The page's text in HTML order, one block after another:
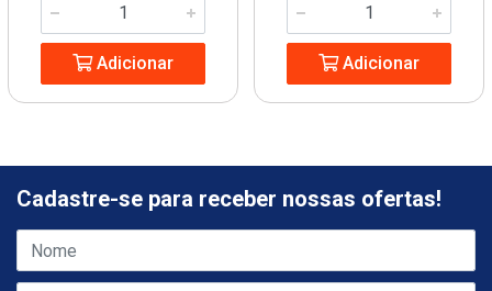
Adicionar Adicionar
Cadastre-se para receber nossas ofertas!